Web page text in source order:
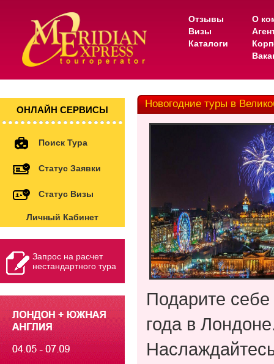
Отзывы
Визы
Каталоги
О
ОНЛАЙН СЕРВИСЫ
Поиск Тура
Статус Заявки
Статус Визы
Личный Кабинет
Запрос на расчет
нестандартного тура
Новогодние туры в
Подарите
года в